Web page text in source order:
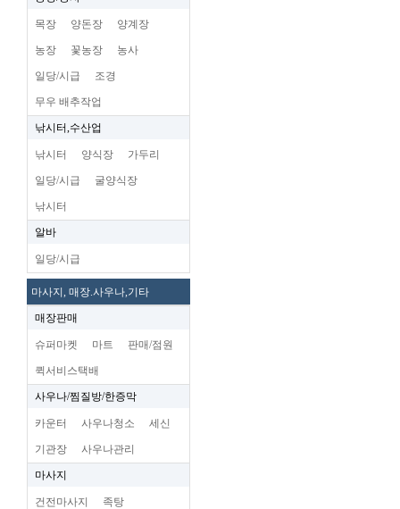
목장 양돈장 양계장
농장 꽃농장 농사
일당/시급 조경
무우 배추작업
낚시터,수산업
낚시터 양식장 가두리
일당/시급 굴양식장
낚시터
알바
일당/시급
마사지, 매장.사우나,기타
매장판매
슈퍼마켓 마트 판매/점원
퀵서비스택배
사우나/찜질방/한증막
카운터 사우나청소 세신
기관장 사우나관리
마사지
건전마사지 족탕